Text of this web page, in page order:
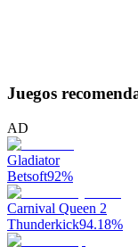
Juegos
AD
Gladiator
Betsoft92%
Carnival Queen 2
Thunderkick94.18%